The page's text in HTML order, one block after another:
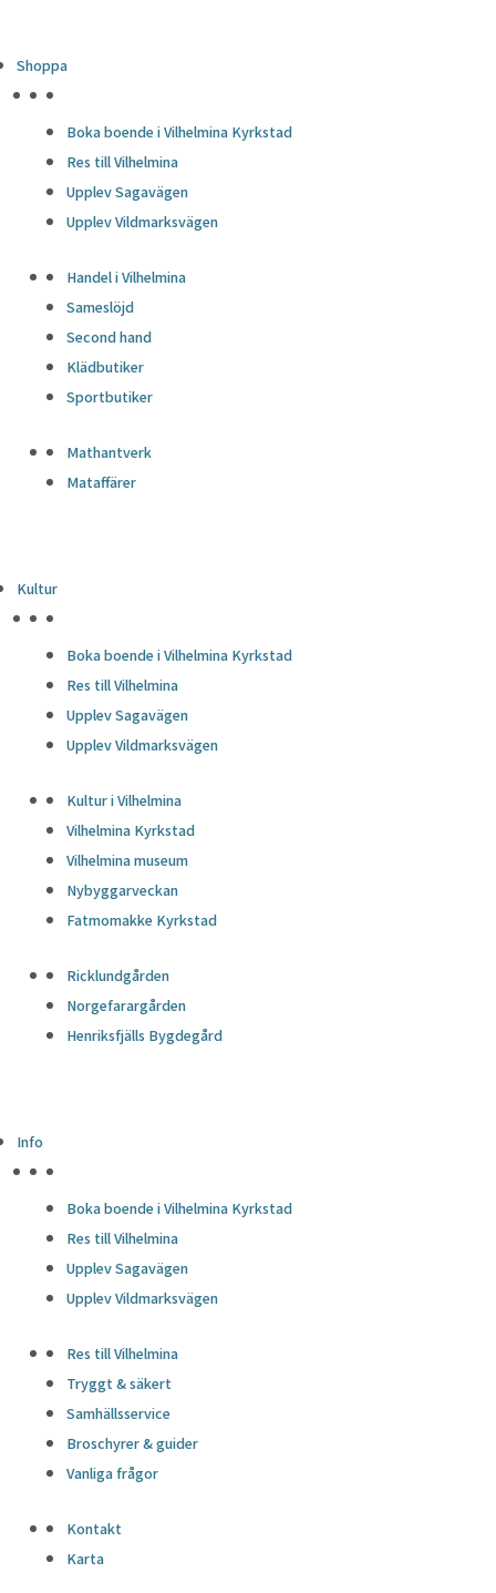
Shoppa
Boka boende i Vilhelmina Kyrkstad
Res till Vilhelmina
Upplev Sagavägen
Upplev Vildmarksvägen
Handel i Vilhelmina
Sameslöjd
Second hand
Klädbutiker
Sportbutiker
Mathantverk
Mataffärer
Kultur
Boka boende i Vilhelmina Kyrkstad
Res till Vilhelmina
Upplev Sagavägen
Upplev Vildmarksvägen
Kultur i Vilhelmina
Vilhelmina Kyrkstad
Vilhelmina museum
Nybyggarveckan
Fatmomakke Kyrkstad
Ricklundgården
Norgefarargården
Henriksfjälls Bygdegård
Info
Boka boende i Vilhelmina Kyrkstad
Res till Vilhelmina
Upplev Sagavägen
Upplev Vildmarksvägen
Res till Vilhelmina
Tryggt & säkert
Samhällsservice
Broschyrer & guider
Vanliga frågor
Kontakt
Karta